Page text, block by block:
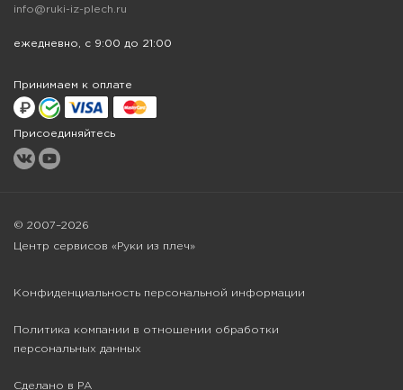
info@ruki-iz-plech.ru
ежедневно, с 9:00 до 21:00
Принимаем к оплате
Присоединяйтесь
© 2007–2026
Центр сервисов «Руки из плеч»
Конфиденциальность персональной информации
Политика компании в отношении обработки
персональных данных
Сделано в РА